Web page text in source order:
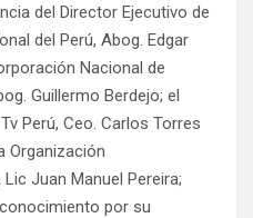
del Director Ejecutivo de
del Perú, Abog. Edgar
Nacional de
Guillermo Berdejo; el
Perú, Ceo. Carlos Torres
Organización
Juan Manuel Pereira;
por su